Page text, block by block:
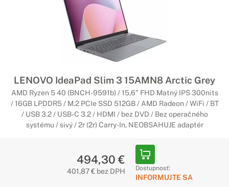
LENOVO IdeaPad Slim 3 15AMN8 Arctic Grey
AMD Ryzen 5 40 (BNCH-9591b) / 15,6" FHD Matný IPS 300nits
/ 16GB LPDDR5 / M.2 PCIe SSD 512GB / AMD Radeon / WiFi / BT
/ USB 3.2 / USB-C 3.2 / HDMI / bez DVD / Bez operačného
systému / sivý / 2r (2r) Carry-In, NEOBSAHUJE adaptér
494,30 €
401,87 € bez DPH Dostupnosť:
INFORMUJTE SA